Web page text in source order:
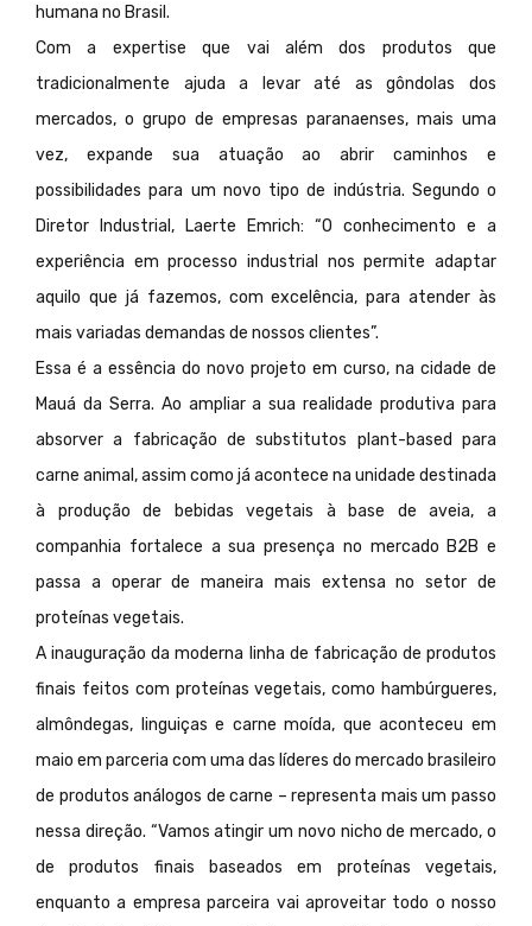
humana no Brasil.
Com a expertise que vai além dos produtos que
tradicionalmente ajuda a levar até as gôndolas dos
mercados, o grupo de empresas paranaenses, mais uma
vez, expande sua atuação ao abrir caminhos e
possibilidades para um novo tipo de indústria. Segundo o
Diretor Industrial, Laerte Emrich: “O conhecimento e a
experiência em processo industrial nos permite adaptar
aquilo que já fazemos, com excelência, para atender às
mais variadas demandas de nossos clientes”.
Essa é a essência do novo projeto em curso, na cidade de
Mauá da Serra. Ao ampliar a sua realidade produtiva para
absorver a fabricação de substitutos plant-based para
carne animal, assim como já acontece na unidade destinada
à produção de bebidas vegetais à base de aveia, a
companhia fortalece a sua presença no mercado B2B e
passa a operar de maneira mais extensa no setor de
proteínas vegetais.
A inauguração da moderna linha de fabricação de produtos
finais feitos com proteínas vegetais, como hambúrgueres,
almôndegas, linguiças e carne moída, que aconteceu em
maio em parceria com uma das líderes do mercado brasileiro
de produtos análogos de carne – representa mais um passo
nessa direção. “Vamos atingir um novo nicho de mercado, o
de produtos finais baseados em proteínas vegetais,
enquanto a empresa parceira vai aproveitar todo o nosso